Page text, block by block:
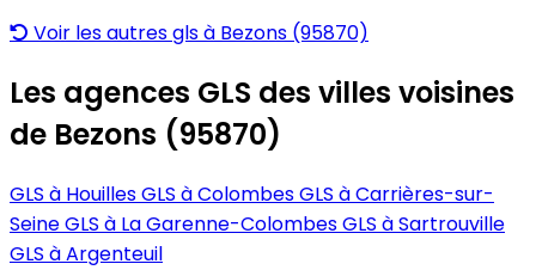
Voir les autres gls à Bezons (95870)
Les agences GLS des villes voisines
de Bezons (95870)
GLS à HouillesGLS à ColombesGLS à Carrières-sur-
SeineGLS à La Garenne-ColombesGLS à Sartrouville
GLS à Argenteuil